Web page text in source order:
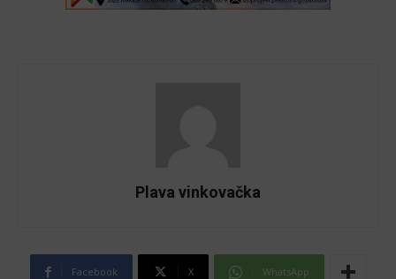
Plava vinkovačka
Facebook X WhatsApp